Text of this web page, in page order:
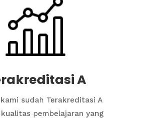
A
sudah Terakreditasi A
pembelajaran yang